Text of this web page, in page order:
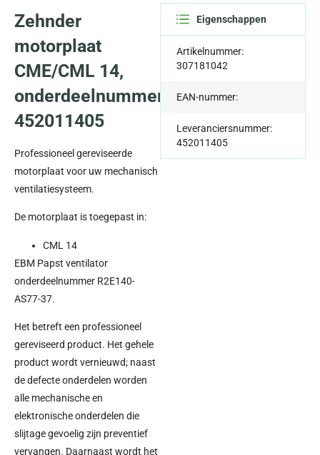
Zehnder
motorplaat
CME/CML 14,
onderdeelnummer
452011405
Professioneel gereviseerde
motorplaat voor uw mechanisch
ventilatiesysteem.
De motorplaat is toegepast in:
CML 14
EBM Papst ventilator
onderdeelnummer R2E140-
AS77-37.
Het betreft een professioneel
gereviseerd product. Het gehele
product wordt vernieuwd; naast
de defecte onderdelen worden
alle mechanische en
elektronische onderdelen die
slijtage gevoelig zijn preventief
vervangen. Daarnaast wordt het
Eigenschappen
Artikelnummer:
307181042
EAN-nummer:
Leveranciersnummer:
452011405